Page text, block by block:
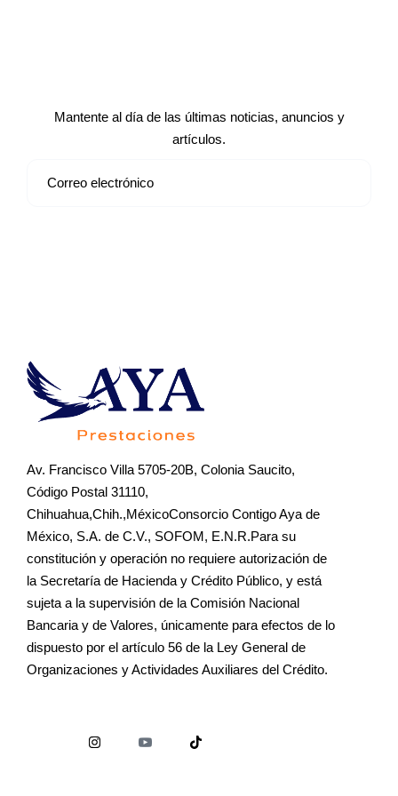
Mantente al día de las últimas noticias, anuncios y
artículos.
Av. Francisco Villa 5705-20B, Colonia Saucito,
Código Postal 31110,
Chihuahua,Chih.,MéxicoConsorcio Contigo Aya de
México, S.A. de C.V., SOFOM, E.N.R.Para su
constitución y operación no requiere autorización de
la Secretaría de Hacienda y Crédito Público, y está
sujeta a la supervisión de la Comisión Nacional
Bancaria y de Valores, únicamente para efectos de lo
dispuesto por el artículo 56 de la Ley General de
Organizaciones y Actividades Auxiliares del Crédito.